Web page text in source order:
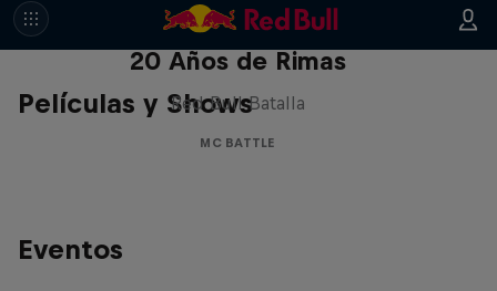
Películas y Shows
Red Bull Batalla Nueva Historia:
20 Años de Rimas
Red Bull Batalla
MC BATTLE
Eventos